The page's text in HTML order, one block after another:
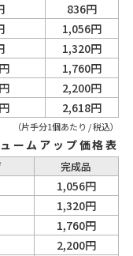
（片手分1個あたり / 税込）
836円
1,056円
1,320円
1,760円
2,200円
2,618円
ームアップ価格表
完成品
1,056円
1,320円
1,760円
2,200円